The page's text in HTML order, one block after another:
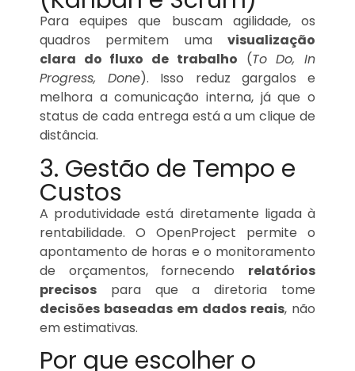
Para equipes que buscam agilidade, os
quadros permitem uma visualização
clara do fluxo de trabalho (To Do, In
Progress, Done). Isso reduz gargalos e
melhora a comunicação interna, já que o
status de cada entrega está a um clique de
distância.
3. Gestão de Tempo e
Custos
A produtividade está diretamente ligada à
rentabilidade. O OpenProject permite o
apontamento de horas e o monitoramento
de orçamentos, fornecendo relatórios
precisos para que a diretoria tome
decisões baseadas em dados reais, não
em estimativas.
Por que escolher o